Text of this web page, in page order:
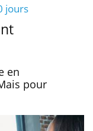
jours
en
pour